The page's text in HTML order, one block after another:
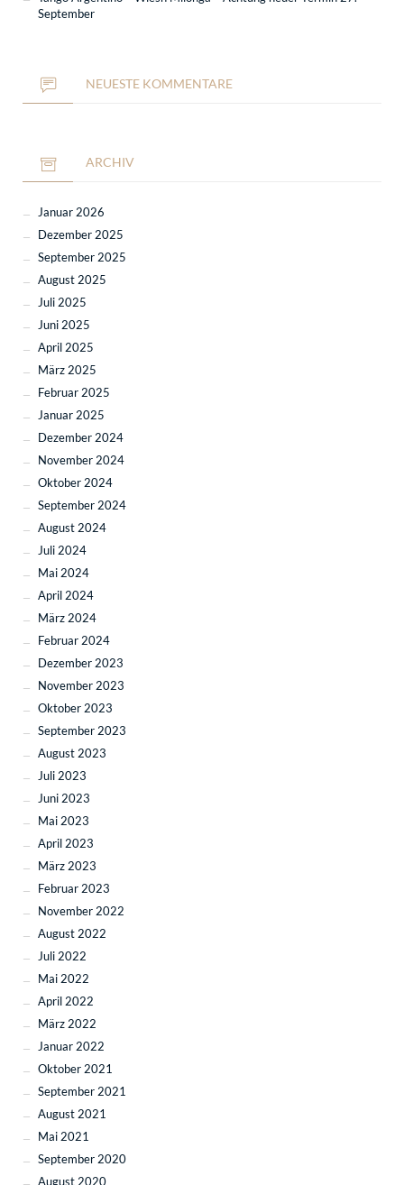
September
NEUESTE KOMMENTARE
ARCHIV
Januar 2026
Dezember 2025
September 2025
August 2025
Juli 2025
Juni 2025
April 2025
März 2025
Februar 2025
Januar 2025
Dezember 2024
November 2024
Oktober 2024
September 2024
August 2024
Juli 2024
Mai 2024
April 2024
März 2024
Februar 2024
Dezember 2023
November 2023
Oktober 2023
September 2023
August 2023
Juli 2023
Juni 2023
Mai 2023
April 2023
März 2023
Februar 2023
November 2022
August 2022
Juli 2022
Mai 2022
April 2022
März 2022
Januar 2022
Oktober 2021
September 2021
August 2021
Mai 2021
September 2020
August 2020